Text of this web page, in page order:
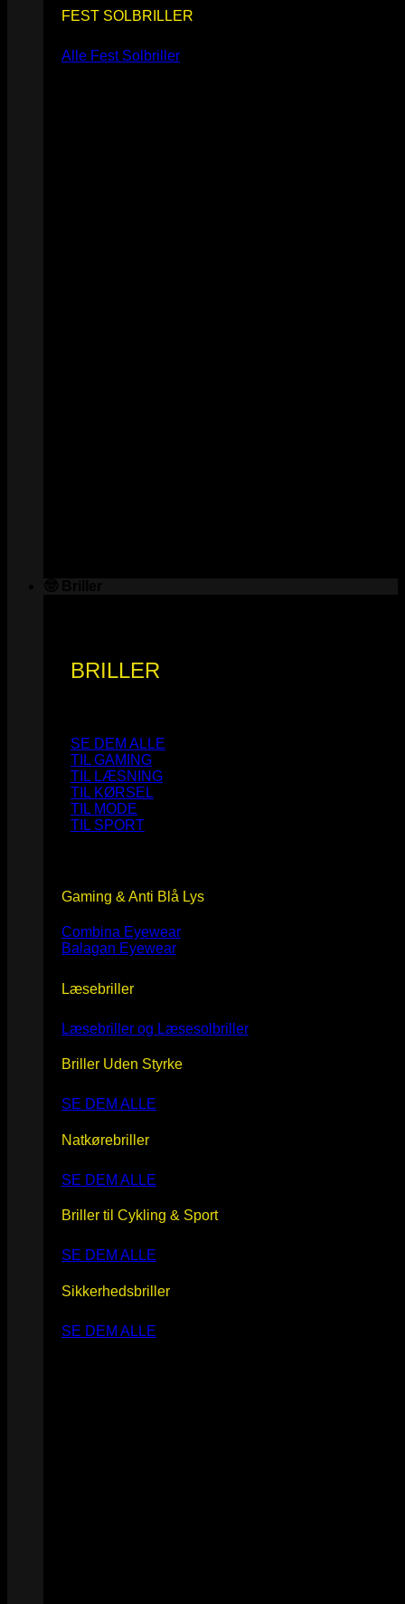
FEST SOLBRILLER
Alle Fest Solbriller
BRILLER
SE DEM ALLE
TIL GAMING
TIL LÆSNING
TIL KØRSEL
TIL MODE
TIL SPORT
Gaming & Anti Blå Lys
Combina Eyewear
Balagan Eyewear
Læsebriller
Læsebriller og Læsesolbriller
Briller Uden Styrke
SE DEM ALLE
Natkørebriller
SE DEM ALLE
Briller til Cykling & Sport
SE DEM ALLE
Sikkerhedsbriller
SE DEM ALLE